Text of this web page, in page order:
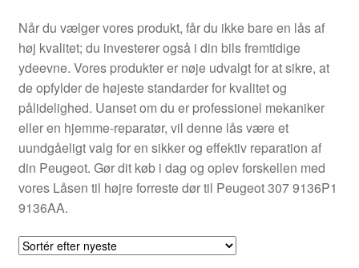
Privatlivspolitik
Vilkår og betingelser
Når du vælger vores produkt, får du ikke bare en lås af
høj kvalitet; du investerer også i din bils fremtidige
ydeevne. Vores produkter er nøje udvalgt for at sikre, at
de opfylder de højeste standarder for kvalitet og
pålidelighed. Uanset om du er professionel mekaniker
eller en hjemme-reparatør, vil denne lås være et
uundgåeligt valg for en sikker og effektiv reparation af
din Peugeot. Gør dit køb i dag og oplev forskellen med
vores Låsen til højre forreste dør til Peugeot 307 9136P1
9136AA.